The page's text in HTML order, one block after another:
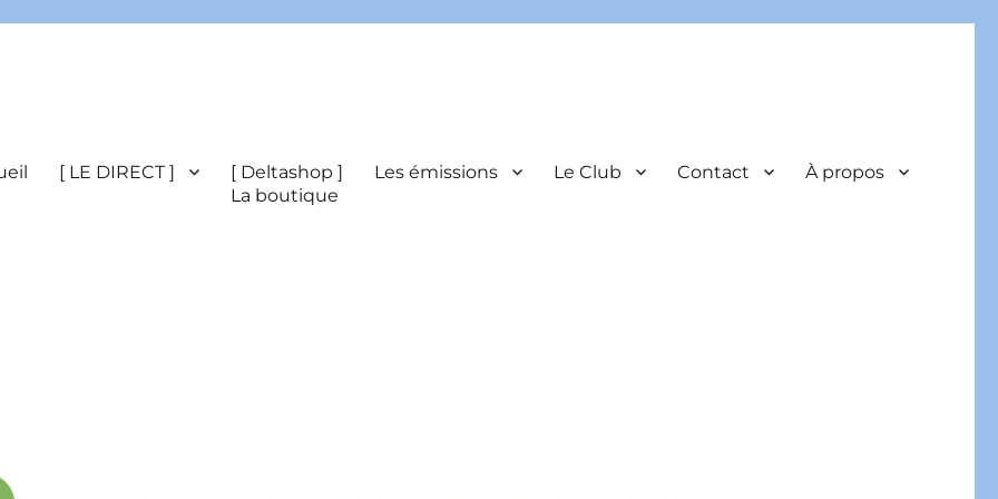
[ LE DIRECT ]
[ Deltashop ]
La boutique
Les émissions Le Club Contact À propos